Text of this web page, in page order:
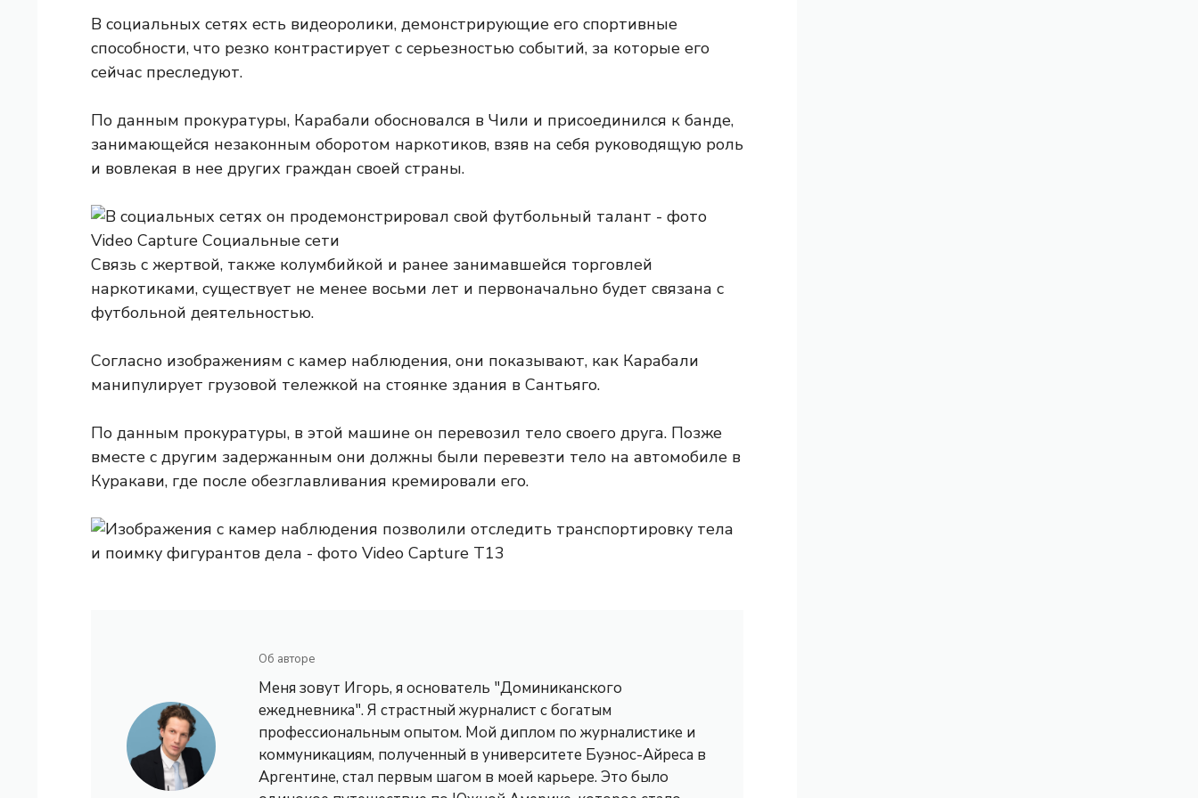
В социальных сетях есть видеоролики, демонстрирующие его спортивные
способности, что резко контрастирует с серьезностью событий, за которые его
сейчас преследуют.
По данным прокуратуры, Карабали обосновался в Чили и присоединился к банде,
занимающейся незаконным оборотом наркотиков, взяв на себя руководящую роль
и вовлекая в нее других граждан своей страны.
Связь с жертвой, также колумбийкой и ранее занимавшейся торговлей
наркотиками, существует не менее восьми лет и первоначально будет связана с
футбольной деятельностью.
Согласно изображениям с камер наблюдения, они показывают, как Карабали
манипулирует грузовой тележкой на стоянке здания в Сантьяго.
По данным прокуратуры, в этой машине он перевозил тело своего друга. Позже
вместе с другим задержанным они должны были перевезти тело на автомобиле в
Куракави, где после обезглавливания кремировали его.
Об авторе
Меня зовут Игорь, я основатель "Доминиканского
ежедневника". Я страстный журналист с богатым
профессиональным опытом. Мой диплом по журналистике и
коммуникациям, полученный в университете Буэнос-Айреса в
Аргентине, стал первым шагом в моей карьере. Это было